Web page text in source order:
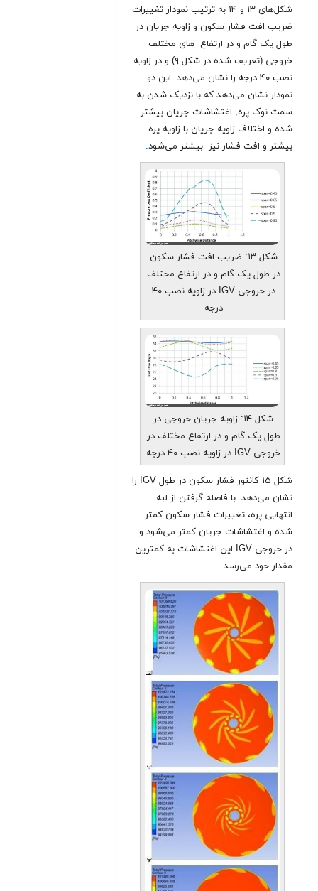
شکل‌های ۱۳ و ۱۴ به ترتیب نمودار تغییرات
ضریب افت فشار سکون و زاویه جریان در
طول یک گام و در ارتفاع¬های مختلف
خروجی (تعریف شده در شکل ۹) و در زاویه
نصب ۴۰ درجه را نشان می‌دهد. این دو
نمودار نشان می‌دهد که با نزدیک شدن به
سمت نوک پره, اغتشاشات جریان بیشتر
شده و اختلاف زاویه جریان با زاویه پره
بیشتر و افت فشار نیز بیشتر می‌شود.
شکل ۱۳: ضریب افت فشار سکون
در طول یک گام و در ارتفاع مختلف
در خروجی IGV در زاویه نصب ۴۰
درجه
شکل ۱۴: زاویه جریان خروجی در
طول یک گام و در ارتفاع مختلف در
خروجی IGV در زاویه نصب ۴۰ درجه
شکل ۱۵ کانتور فشار سکون در طول IGV را
نشان می‌دهد. با فاصله گرفتن از لبه
انتهایی پره، تغییرات فشار سکون کمتر
شده و اغتشاشات جریان کمتر می‌شود و
در خروجی IGV این اغتشاشات به کمترین
مقدار خود می‌رسد.